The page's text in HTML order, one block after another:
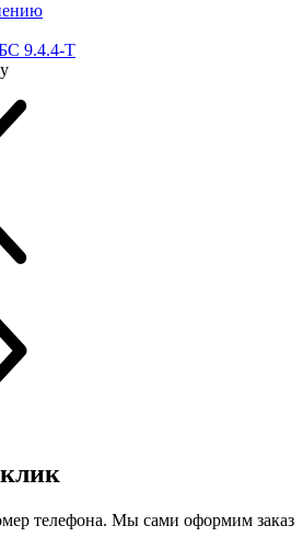
9.4.4-Т
телефона. Мы сами оформим заказ